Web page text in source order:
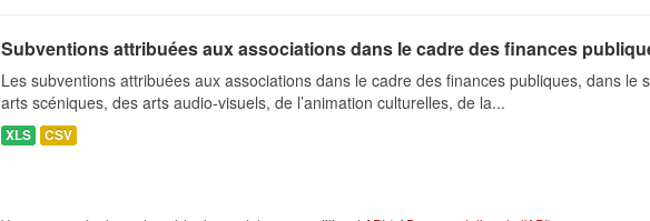
Subventions attribuées aux associations dans le cadre des finances
Les subventions attribuées aux associations dans le cadre des finances publiques, dans le
arts scéniques, des arts audio-visuels, de l’animation culturelles, de la...
XLS CSV